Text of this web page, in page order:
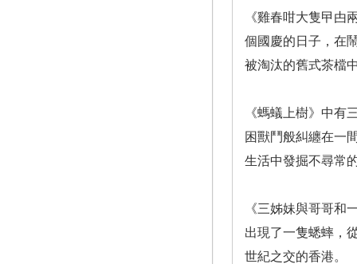
《雞春咁大隻曱甴
個國慶的日子，在
被淘汰的舊式茶檔
《螞蟻上樹》中有
困獸鬥般糾纏在一
生活中發掘不尋常
《三姊妹與哥哥和
出現了一隻蟋蟀，
世紀之交的香港。